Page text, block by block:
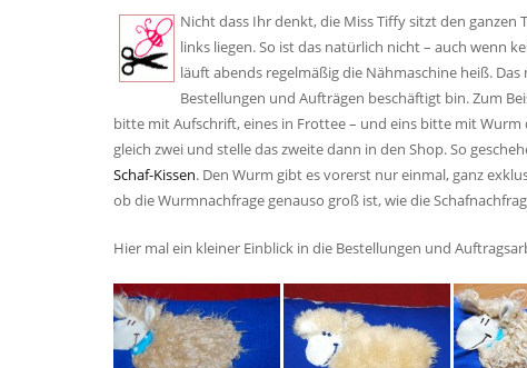
Nicht dass Ihr denkt, die Miss Tiffy sitzt den ganzen
links liegen. So ist das natürlich nicht – auch wenn
läuft abends regelmäßig die Nähmaschine heiß.
Bestellungen und Aufträgen beschäftigt bin. Zum
bitte mit Aufschrift, eines in Frottee – und eins bitte mit
gleich zwei und stelle das zweite dann in den Shop. So
Schaf-Kissen. Den Wurm gibt es vorerst nur einmal, ganz
ob die Wurmnachfrage genauso groß ist, wie die
Hier mal ein kleiner Einblick in die Bestellungen und